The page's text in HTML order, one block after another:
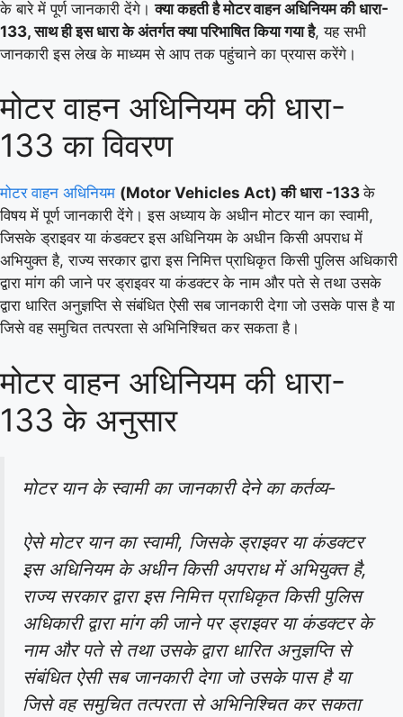
के बारे में पूर्ण जानकारी देंगे।क्या कहती है मोटर वाहन अधिनियम की धारा-
133, साथ ही इस धारा के अंतर्गत क्या परिभाषित किया गया है, यह सभी
जानकारी इस लेख के माध्यम से आप तक पहुंचाने का प्रयास करेंगे।
मोटर वाहन अधिनियम की धारा-
133 का विवरण
मोटर वाहन अधिनियम (Motor Vehicles Act) की धारा -133के
विषय में पूर्ण जानकारी देंगे। इस अध्याय के अधीन मोटर यान का स्वामी,
जिसके ड्राइवर या कंडक्टर इस अधिनियम के अधीन किसी अपराध में
अभियुक्त है, राज्य सरकार द्वारा इस निमित्त प्राधिकृत किसी पुलिस अधिकारी
द्वारा मांग की जाने पर ड्राइवर या कंडक्टर के नाम और पते से तथा उसके
द्वारा धारित अनुज्ञप्ति से संबंधित ऐसी सब जानकारी देगा जो उसके पास है या
जिसे वह समुचित तत्परता से अभिनिश्चित कर सकता है।
मोटर वाहन अधिनियम की धारा-
133 के अनुसार
मोटर यान के स्वामी का जानकारी देने का कर्तव्य-
ऐसे मोटर यान का स्वामी, जिसके ड्राइवर या कंडक्टर
इस अधिनियम के अधीन किसी अपराध में अभियुक्त है,
राज्य सरकार द्वारा इस निमित्त प्राधिकृत किसी पुलिस
अधिकारी द्वारा मांग की जाने पर ड्राइवर या कंडक्टर के
नाम और पते से तथा उसके द्वारा धारित अनुज्ञप्ति से
संबंधित ऐसी सब जानकारी देगा जो उसके पास है या
जिसे वह समुचित तत्परता से अभिनिश्चित कर सकता